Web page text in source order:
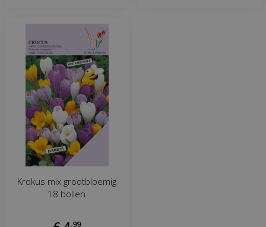
Krokus mix grootbloemig
18 bollen
,99